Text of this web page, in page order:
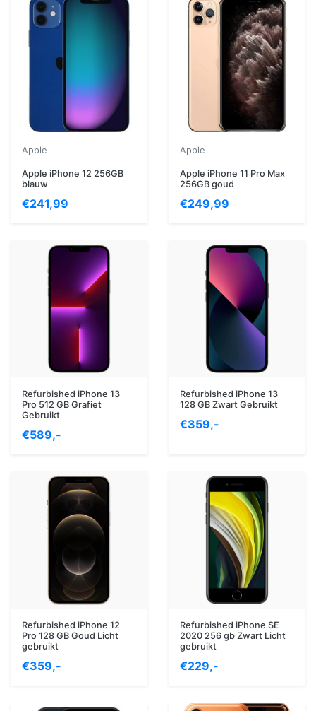
Apple
Apple iPhone 12 256GB
blauw
€241,99
Apple
Apple iPhone 11 Pro Max
256GB goud
€249,99
Refurbished iPhone 13
Pro 512 GB Grafiet
Gebruikt
€589,-
Refurbished iPhone 13
128 GB Zwart Gebruikt
€359,-
Refurbished iPhone 12
Pro 128 GB Goud Licht
gebruikt
€359,-
Refurbished iPhone SE
2020 256 gb Zwart Licht
gebruikt
€229,-